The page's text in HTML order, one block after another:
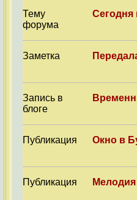
Тему
форума
Сегодня
Заметка
Запись в
блоге
Публикация Окно в
Публикация